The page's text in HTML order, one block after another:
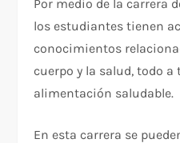
Por medio de la carrera
los estudiantes tienen
conocimientos
cuerpo y la salud, todo
alimentación saludable.
En esta carrera se